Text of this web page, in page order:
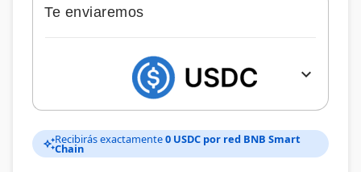
Te enviaremos
expand_more
auto_awesomeRecibirás exactamente0 USDC por red BNB Smart
Chain